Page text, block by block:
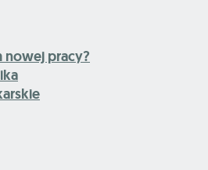
nowej pracy?